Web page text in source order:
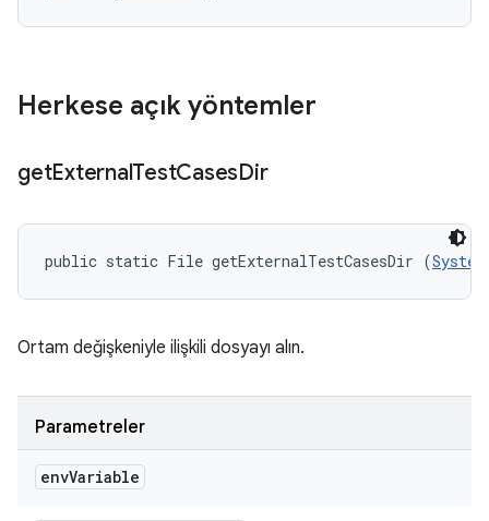
Herkese açık yöntemler
getExternalTestCasesDir
public static File getExternalTestCasesDir (
Ortam değişkeniyle ilişkili dosyayı alın.
Parametreler
envVariable